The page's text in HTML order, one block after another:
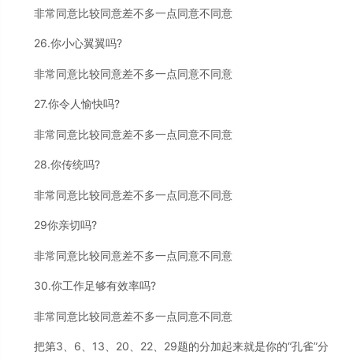
非常同意比较同意差不多一点同意不同意
26.你小心翼翼吗?
非常同意比较同意差不多一点同意不同意
27.你令人愉快吗?
非常同意比较同意差不多一点同意不同意
28.你传统吗?
非常同意比较同意差不多一点同意不同意
29你亲切吗?
非常同意比较同意差不多一点同意不同意
30.你工作足够有效率吗?
非常同意比较同意差不多一点同意不同意
把第3、6、13、20、22、29题的分加起来就是你的“孔雀”分